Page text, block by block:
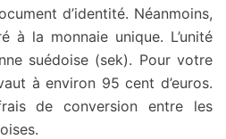
d’identité. Néanmoins,
à la monnaie unique. L’unité
suédoise (sek). Pour votre
à environ 95 cent d’euros.
de conversion entre les